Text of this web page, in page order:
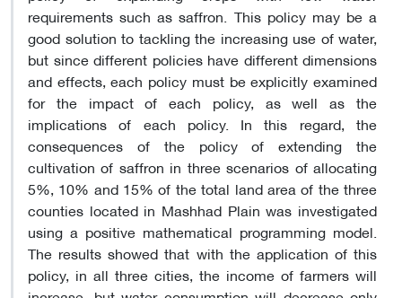
requirements such as saffron. This policy may be a
good solution to tackling the increasing use of water,
but since different policies have different dimensions
and effects, each policy must be explicitly examined
for the impact of each policy, as well as the
implications of each policy. In this regard, the
consequences of the policy of extending the
cultivation of saffron in three scenarios of allocating
5%, 10% and 15% of the total land area of the three
counties located in Mashhad Plain was investigated
using a positive mathematical programming model.
The results showed that with the application of this
policy, in all three cities, the income of farmers will